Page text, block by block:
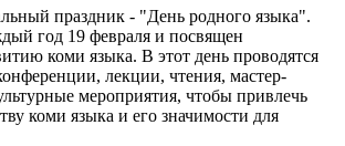
праздник - "День родного языка".
год 19 февраля и посвящен
коми языка. В этот день проводятся
лекции, чтения, мастер-
мероприятия, чтобы привлечь
коми языка и его значимости для